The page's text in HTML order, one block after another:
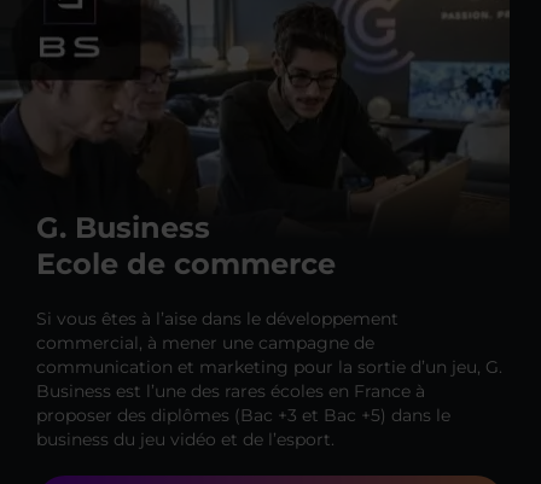
G. Business
Ecole de commerce
Si vous êtes à l’aise dans le développement
commercial, à mener une campagne de
communication et marketing pour la sortie d’un jeu, G.
Business est l’une des rares écoles en France à
proposer des diplômes (Bac +3 et Bac +5) dans le
business du jeu vidéo et de l’esport.